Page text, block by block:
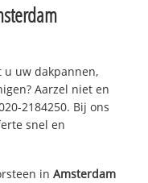
u uw dakpannen,
Aarzel niet en
2184250. Bij ons
snel en
inAmsterdam